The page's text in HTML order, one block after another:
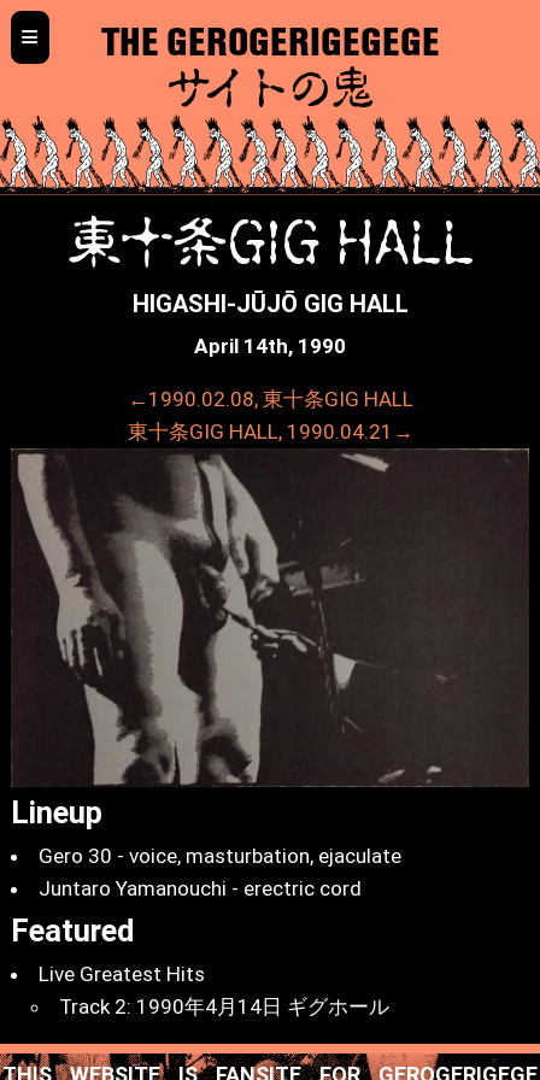
≡ THE GEROGERIGEGEGE
サイトの鬼
東十条GIG HALL
←1990.02.08, 東十条GIG HALL
HIGASHI-JŪJŌ GIG HALL
April 14th, 1990
東十条GIG HALL, 1990.04.21→
Lineup
Gero 30 - voice, masturbation, ejaculate
Juntaro Yamanouchi - erectric cord
Featured
Live Greatest Hits
Track 2: 1990年4月14日 ギグホール
THIS WEBSITE IS FANSITE FOR GEROGERIGEGE